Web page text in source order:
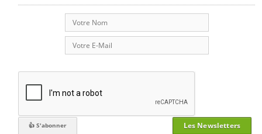
Les Newsletters